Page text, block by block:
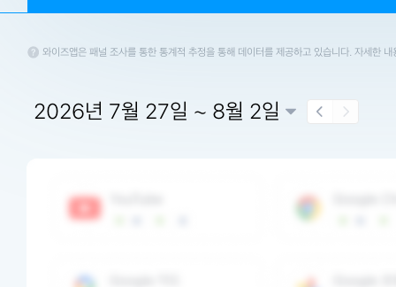
와이즈앱은 패널 조사를 통한 통계적 추정을 통해 데이터를 제공하고 있습니다. 자세한
2026년 7월 27일 ~ 8월 2일